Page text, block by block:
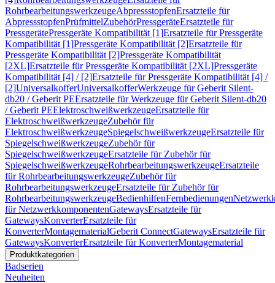
RohrbearbeitungswerkzeugeAbpressstopfenErsatzteile für
AbpressstopfenPrüfmittelZubehörPressgeräteErsatzteile für
PressgerätePressgeräte Kompatibilität [1]Ersatzteile für Pressgeräte
Kompatibilität [1]Pressgeräte Kompatibilität [2]Ersatzteile für
Pressgeräte Kompatibilität [2]Pressgeräte Kompatibilität
[2XL]Ersatzteile für Pressgeräte Kompatibilität [2XL]Pressgeräte
Kompatibilität [4] / [2]Ersatzteile für Pressgeräte Kompatibilität [4] /
[2]UniversalkofferUniversalkofferWerkzeuge für Geberit Silent-
db20 / Geberit PEErsatzteile für Werkzeuge für Geberit Silent-db20
/ Geberit PEElektroschweißwerkzeugeErsatzteile für
ElektroschweißwerkzeugeZubehör für
ElektroschweißwerkzeugeSpiegelschweißwerkzeugeErsatzteile für
SpiegelschweißwerkzeugeZubehör für
SpiegelschweißwerkzeugeErsatzteile für Zubehör für
SpiegelschweißwerkzeugeRohrbearbeitungswerkzeugeErsatzteile
für RohrbearbeitungswerkzeugeZubehör für
RohrbearbeitungswerkzeugeErsatzteile für Zubehör für
RohrbearbeitungswerkzeugeBedienhilfenFernbedienungen
für NetzwerkkomponentenGatewaysErsatzteile für
GatewaysKonverterErsatzteile für
KonverterMontagematerialGeberit ConnectGatewaysErsatzteile für
GatewaysKonverterErsatzteile für KonverterMontagematerial
Produktkategorien
Badserien
Neuheiten